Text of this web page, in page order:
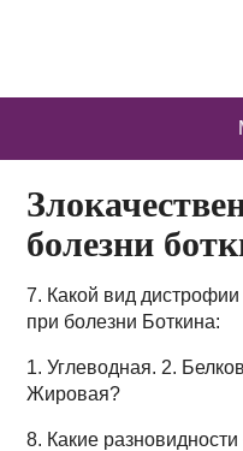
болезни
7. Какой вид дистрофии
при болезни Боткина:
1. Углеводная. 2.
Жировая?
8. Какие